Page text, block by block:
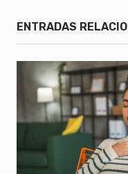
ENTRADAS